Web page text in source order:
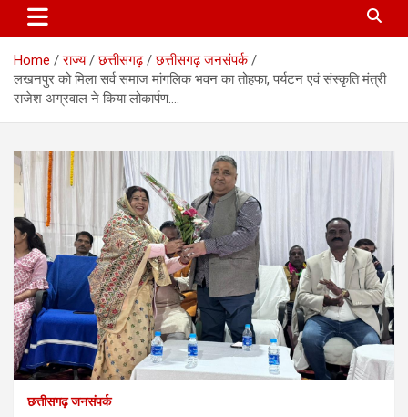
Home राज्य छत्तीसगढ़
छत्तीसगढ़ जनसंपर्क
लखनपुर को मिला सर्व समाज मांगलिक भवन का तोहफा, पर्यटन एवं संस्कृति मंत्री
राजेश अग्रवाल ने किया लोकार्पण….
छत्तीसगढ़ जनसंपर्क